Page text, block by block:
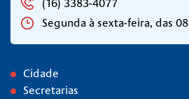
(16) 3383-4077
Segunda à sexta-feira, das
Cidade
Secretarias